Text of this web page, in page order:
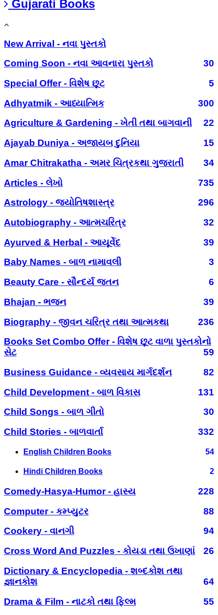
Gujarati Books
New Arrival - નવા પુસ્તકો
Coming Soon - નવા આવનારા પુસ્તકો
30
Special Offer - વિશેષ છૂટ
5
Adhyatmik - આધ્યાત્મિક
300
Agriculture & Gardening - ખેતી તથા બાગવાની
22
Ajayab Duniya - અજાયબ દુનિયા
15
Amar Chitrakatha - અમર ચિત્રકથા ગુજરાતી
34
Articles - લેખો
735
Astrology - જ્યોતિષશાસ્ત્ર
296
Autobiography - આત્મચરિત્ર
32
Ayurved & Herbal - આયૂર્વેદ
39
Baby Names - બાળ નામાવલી
3
Beauty Care - સૌન્દર્ય જતન
6
Bhajan - ભજન
39
Biography - જીવન ચરિત્ર તથા આત્મકથા
236
Books Set Combo Offer - વિશેષ છૂટ વાળા પુસ્તકોનો
સેટ
59
Business Guidance - વ્યવસાય માર્ગદર્શન
82
Child Development - બાળ વિકાસ
131
Child Songs - બાળ ગીતો
30
Child Stories - બાળવાર્તા
332
English Children Books 54
Hindi Children Books 2
Comedy-Hasya-Humor - હાસ્ય
228
Computer - કમ્પ્યુટર
88
Cookery - વાનગી
94
Cross Word And Puzzles - કોયડા તથા ઉખાણાં
26
Dictionary & Encyclopedia - શબ્દકોશ તથા
જ્ઞાનકોશ
64
Drama & Film - નાટકો તથા ફિલ્મ
55